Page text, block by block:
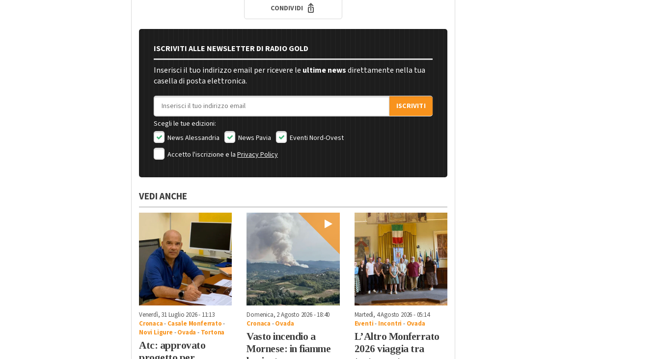
CONDIVIDI
ISCRIVITI ALLE NEWSLETTER DI RADIO GOLD
Inserisci il tuo indirizzo email per ricevere le ultime newsdirettamente nella tua
casella di posta elettronica.
Indirizzo email
ISCRIVITI
Scegli le tue edizioni:
News Alessandria
News Pavia
Eventi Nord-Ovest
Accetto l'iscrizione e la Privacy Policy
VEDI ANCHE
Venerdì, 31 Luglio 2026 - 11:13
Cronaca- Casale Monferrato-
Novi Ligure -Ovada - Tortona
Atc: approvato
Domenica, 2 Agosto 2026 - 18:40
Cronaca -Ovada
Vasto incendio a
Mornese: in fiamme
Martedì, 4 Agosto 2026 - 05:14
Eventi- Incontri - Ovada
L’Altro Monferrato
2026 viaggia tra